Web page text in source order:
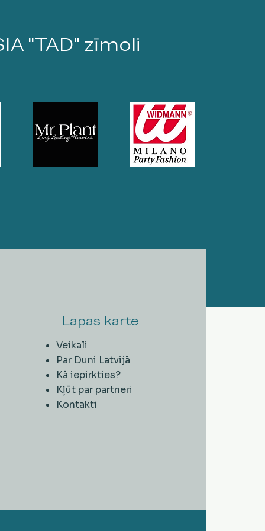
"TAD" zīmoli
Lapas karte
Veikali
Par Duni Latvijā
Kā iepirkties?
Kļūt par partneri
Kontakti